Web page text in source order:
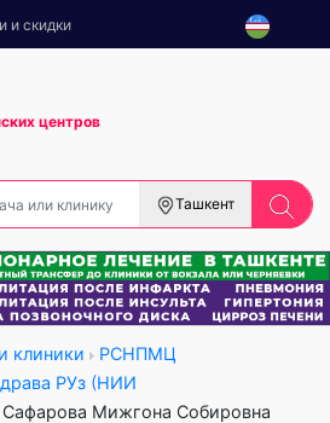
и скидки
центров
Ташкент
клиники
РСНПМЦ
РУз (НИИ
Сафарова Мижгона Собировна